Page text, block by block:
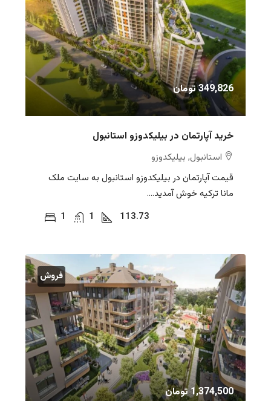
349,826 تومان
خرید آپارتمان در بیلیکدوزو استانبول
استانبول, بیلیکدوزو
قیمت آپارتمان در بیلیکدوزو استانبول به سایت ملک
مانا ترکیه خوش آمدید....
1
1 113.73
فروش
1,374,500 تومان